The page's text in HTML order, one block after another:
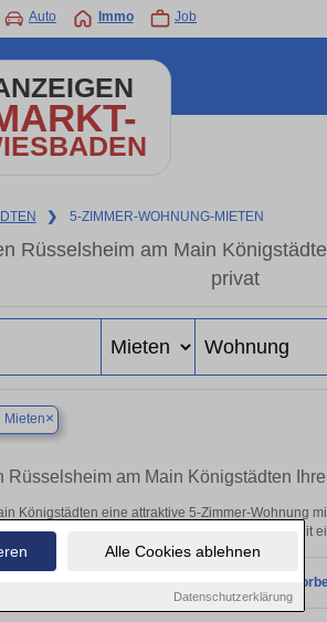
Alle Cookies ablehnen
Datenschutzerklärung
Auto Immo Job
❯ 5-ZIMMER-WOHNUNG-MIETEN
Rüsselsheim am Main
privat
Mieten×
Rüsselsheim am Main Königstädten
Königstädten eine attraktive 5-Zimmer-Wohnung
finden Sie Ihre Fünfzimmerwohnung. Mit
Objekte finden. Schauen Sie bald wieder